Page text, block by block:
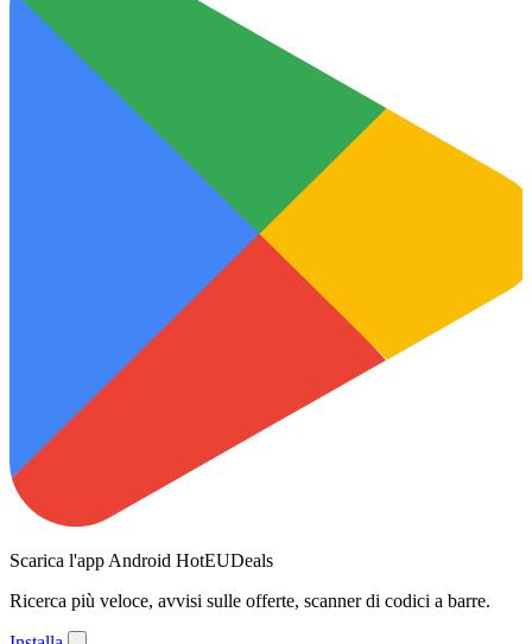
Scarica l'app Android HotEUDeals
Ricerca più veloce, avvisi sulle offerte, scanner di codici a barre.